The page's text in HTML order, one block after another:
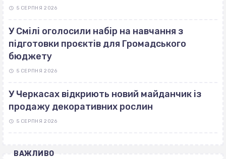
5 СЕРПНЯ 2026
У Смілі оголосили набір на навчання з
підготовки проєктів для Громадського
бюджету
5 СЕРПНЯ 2026
У Черкасах відкриють новий майданчик із
продажу декоративних рослин
5 СЕРПНЯ 2026
ВАЖЛИВО